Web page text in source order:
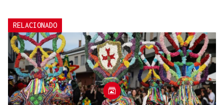
RELACIONADO